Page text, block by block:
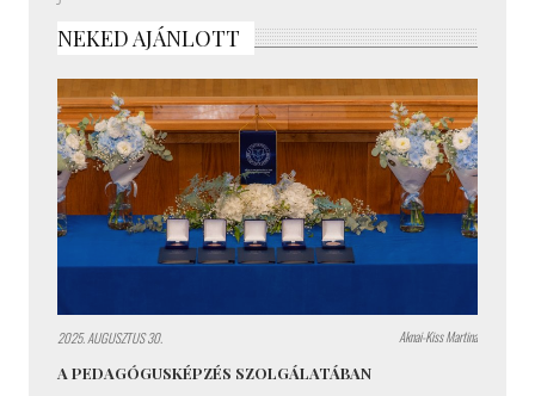
NEKED AJÁNLOTT
2025. AUGUSZTUS 30. Aknai-Kiss Martina
A PEDAGÓGUSKÉPZÉS SZOLGÁLATÁBAN